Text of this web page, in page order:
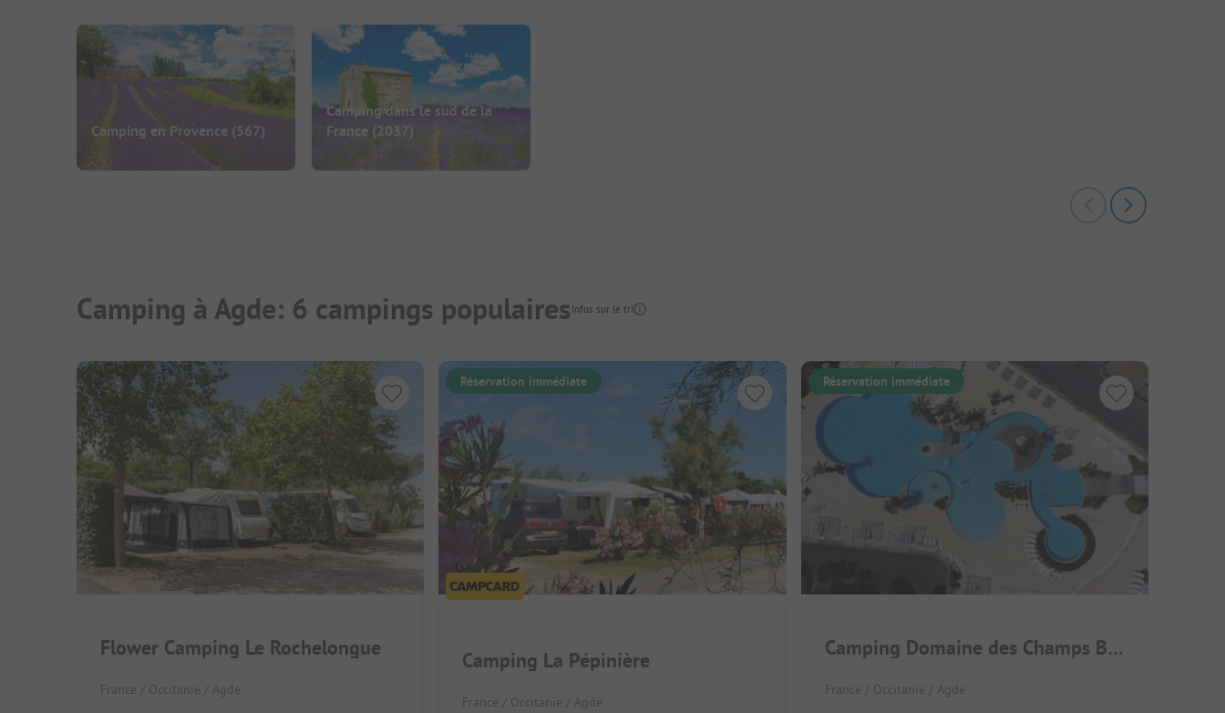
Camping en Provence (567)
Camping dans le sud de la
France (2037)
Camping à Agde: 6 campings populaires Infos sur le tri
Flower Camping Le Rochelongue
France / Occitanie / Agde
Réservation immédiate
Camping La Pépinière
France / Occitanie / Agde
Réservation immédiate
Camping Domaine des Champs Blancs
France / Occitanie / Agde